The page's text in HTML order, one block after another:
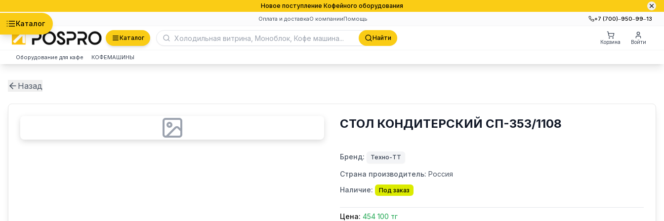
Новое поступление Кофейного оборудования
Оплата и доставкаО компанииПомощь +7 (700)‒950‒99‒13
Каталог
Каталог Найти
Корзина Войти
Оборудование для кафе КОФЕМАШИНЫ
Назад
СТОЛ КОНДИТЕРСКИЙ СП-353/1108
Бренд: Техно-ТТ
Страна производитель: Россия
Наличие:
Под заказ
Цена: 454 100 тг